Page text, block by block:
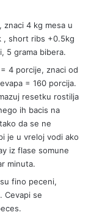
znaci 4 kg mesa u
, short ribs +0.5kg
5 grama bibera.
4 porcije, znaci od
= 160 porcija.
resetku rostilja
ih bacis na
da se ne
je u vreloj vodi ako
iz flase somune
minuta.
fino peceni,
Cevapi se